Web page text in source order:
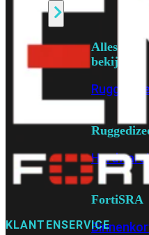
Alles
bekijken
Hardware
FortiSRA
KLANTENSERVICE